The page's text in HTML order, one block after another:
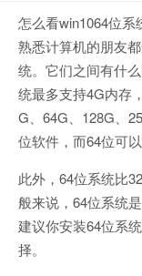
怎么看win1064位系
熟悉计算机的朋友
统。它们之间有什
统最多支持4G内存
G、64G、128G、
位软件，而64位可
此外，64位系统比
般来说，64位系统
建议你安装64位系
择。